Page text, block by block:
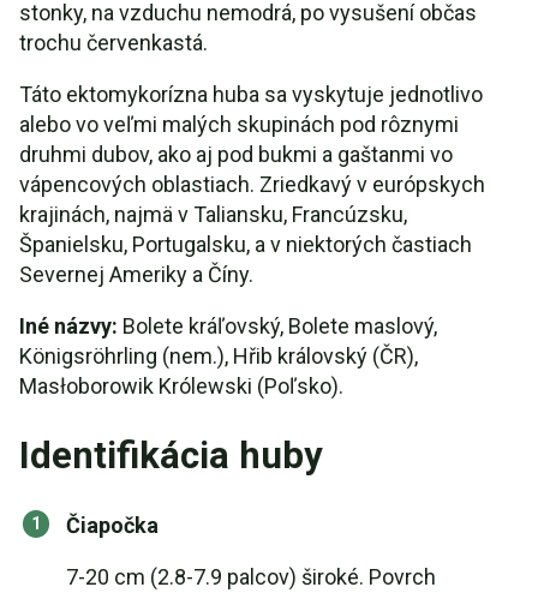
stonky, na vzduchu nemodrá, po vysušení občas
trochu červenkastá.
Táto ektomykorízna huba sa vyskytuje jednotlivo
alebo vo veľmi malých skupinách pod rôznymi
druhmi dubov, ako aj pod bukmi a gaštanmi vo
vápencových oblastiach. Zriedkavý v európskych
krajinách, najmä v Taliansku, Francúzsku,
Španielsku, Portugalsku, a v niektorých častiach
Severnej Ameriky a Číny.
Iné názvy: Bolete kráľovský, Bolete maslový,
Königsröhrling (nem.), Hřib královský (ČR),
Masłoborowik Królewski (Poľsko).
Identifikácia huby
Čiapočka
7-20 cm (2.8-7.9 palcov) široké. Povrch